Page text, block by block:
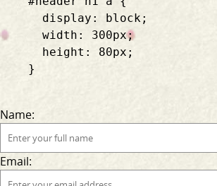
      display: block;
      width: 300px;
      height: 80px;
    }
Name:
Email: